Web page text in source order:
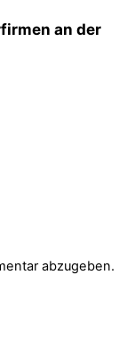
an der
abzugeben.